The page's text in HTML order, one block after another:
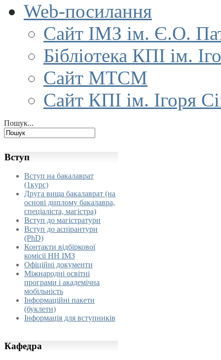
Web-посилання
Сайт ІМЗ ім. Є.О.
Бібліотека КПІ ім.
Сайт МТСМ
Сайт КПІ ім. Ігоря
Пошук...
Вступ
Вступ на бакалаврат
(1курс)
Друга вища бакалаврат (на
основі диплому бакалавра,
спеціаліста, магістра)
Вступ до магістратури
Вступ до аспірантури
(PhD)
Контакти відбіркової
комісії НН ІМЗ
Офіційні документи
Міжнародні освітні
програми і академічна
мобільність
Інформаційні пакети
(буклети)
Інформація для вступників
Кафедра